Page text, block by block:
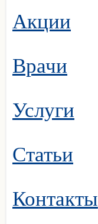
Акции
Врачи
Услуги
Статьи
Контакты